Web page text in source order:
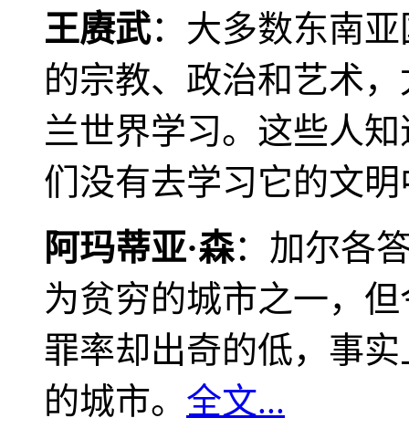
王赓武：大多数东南
的宗教、政治和艺术
兰世界学习。这些人
们没有去学习它的文
阿玛蒂亚·森：加尔各
为贫穷的城市之一，
罪率却出奇的低，事
的城市。 全文...